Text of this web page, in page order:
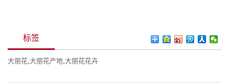
标签
大丽花,大丽花产地,大丽花花卉